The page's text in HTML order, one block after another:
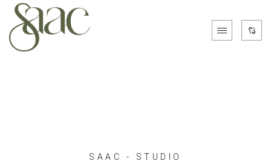
SAAC - STUDIO